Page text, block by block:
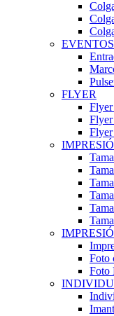
EVENTOS
FLYER
Flyer
Flyer
Foto
Foto